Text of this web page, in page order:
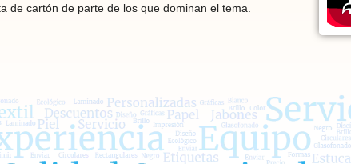
de cartón de parte de los que dominan el tema.